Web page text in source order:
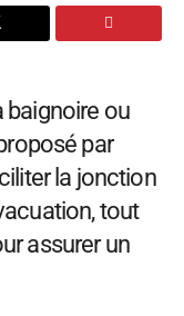
baignoire ou
par
la jonction
tout
assurer un